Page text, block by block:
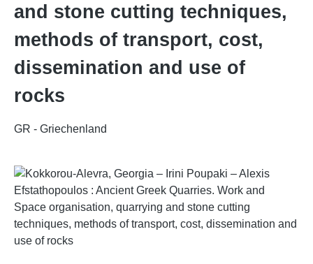
and stone cutting techniques,
methods of transport, cost,
dissemination and use of
rocks
GR - Griechenland
Bildergalerie überspringen